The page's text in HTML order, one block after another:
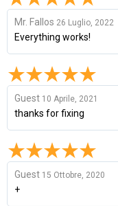
Mr. Fallos 26 Luglio, 2022
Everything works!
Guest 10 Aprile, 2021
thanks for fixing
Guest 15 Ottobre, 2020
+